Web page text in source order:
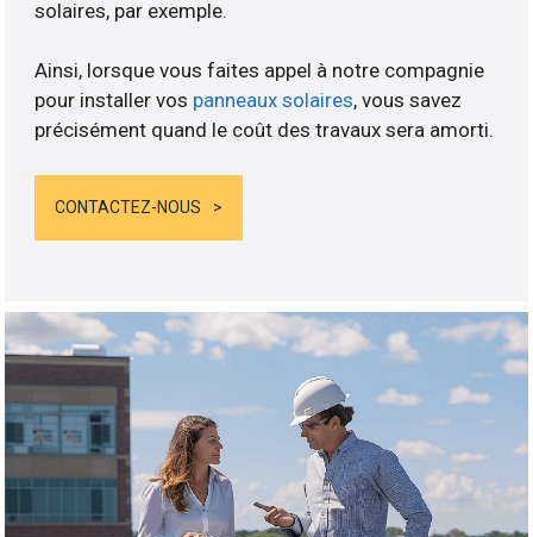
solaires, par exemple.
Ainsi, lorsque vous faites appel à notre compagnie
pour installer vos panneaux solaires, vous savez
précisément quand le coût des travaux sera amorti.
CONTACTEZ-NOUS